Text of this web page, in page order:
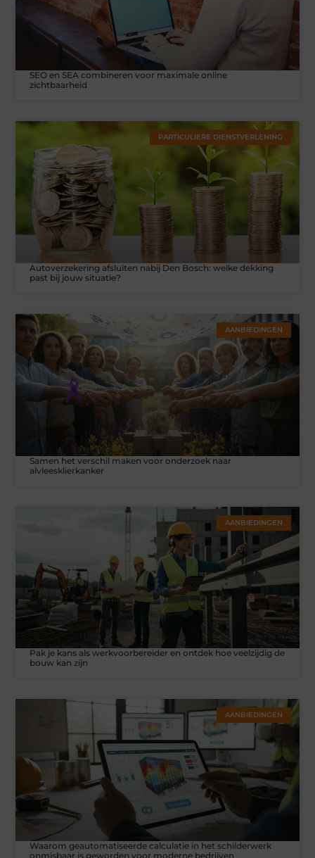
SEO en SEA combineren voor maximale online
zichtbaarheid
PARTICULIERE DIENSTVERLENING
Autoverzekering afsluiten nabij Den Bosch: welke dekking
past bij jouw situatie?
AANBIEDINGEN
Samen het verschil maken voor onderzoek naar
alvleesklierkanker
AANBIEDINGEN
Pak je kans als werkvoorbereider en ontdek hoe veelzijdig de
bouw kan zijn
AANBIEDINGEN
Waarom geautomatiseerde calculatie in het schilderwerk
onmisbaar is geworden voor moderne bedrijven